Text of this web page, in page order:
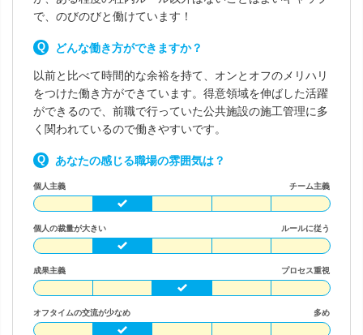
で、のびのびと働けています！
どんな働き方ができますか？
以前と比べて時間的な余裕を持て、オンとオフのメリハリ
をつけた働き方ができています。得意領域を伸ばした活躍
ができるので、前職で行っていた公共施設の施工管理に多
く関われているので働きやすいです。
あなたの感じる職場の雰囲気は？
個人主義 チーム主義
個人の裁量が大きい ルールに従う
成果主義 プロセス重視
オフタイムの交流が少なめ 多め